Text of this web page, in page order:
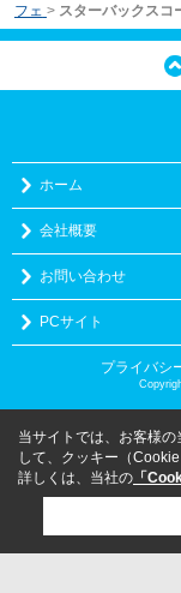
フェ > スターバックスコ
ホーム
会社概要
お問い合わせ
PCサイト
プライバシ
当サイトでは、お客様
して、クッキー（
詳しくは、当社の 「